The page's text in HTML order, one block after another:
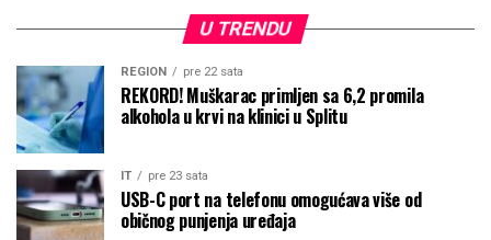
U TRENDU
REGION pre 22 sata
REKORD! Muškarac primljen sa 6,2 promila
alkohola u krvi na klinici u Splitu
IT pre 23 sata
USB-C port na telefonu omogućava više od
običnog punjenja uređaja